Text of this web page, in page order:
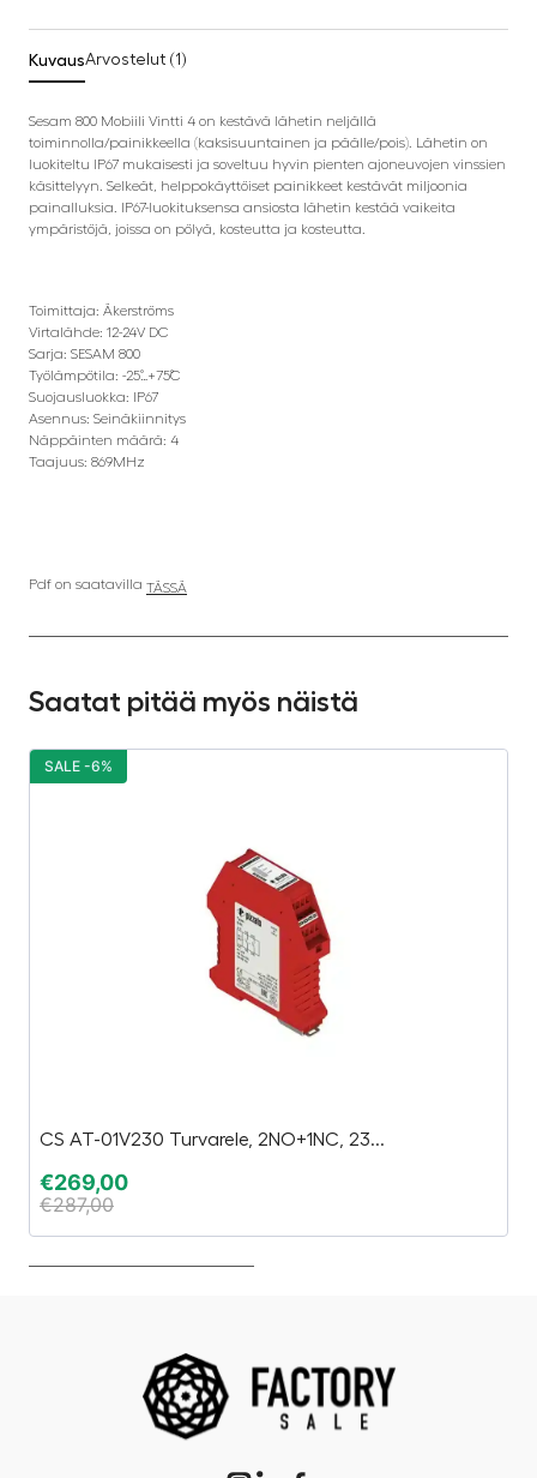
KuvausArvostelut (1)
Sesam 800 Mobiili Vintti 4 on kestävä lähetin neljällä
toiminnolla/painikkeella (kaksisuuntainen ja päälle/pois). Lähetin on
luokiteltu IP67 mukaisesti ja soveltuu hyvin pienten ajoneuvojen vinssien
käsittelyyn. Selkeät, helppokäyttöiset painikkeet kestävät miljoonia
painalluksia. IP67-luokituksensa ansiosta lähetin kestää vaikeita
ympäristöjä, joissa on pölyä, kosteutta ja kosteutta.
Toimittaja: Äkerströms
Virtalähde: 12-24V DC
Sarja: SESAM 800
Työlämpötila: -25˚…+75˚C
Suojausluokka: IP67
Asennus: Seinäkiinnitys
Näppäinten määrä: 4
Taajuus: 869MHz
Pdf on saatavilla TÄSSÄ
Saatat pitää myös näistä
CS AT-01V230 Turvarele, 2NO+1NC, 23...
€269,00
€287,00
SALE -6%